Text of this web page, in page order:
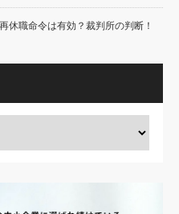
休職命令は有効？裁判所の判断！